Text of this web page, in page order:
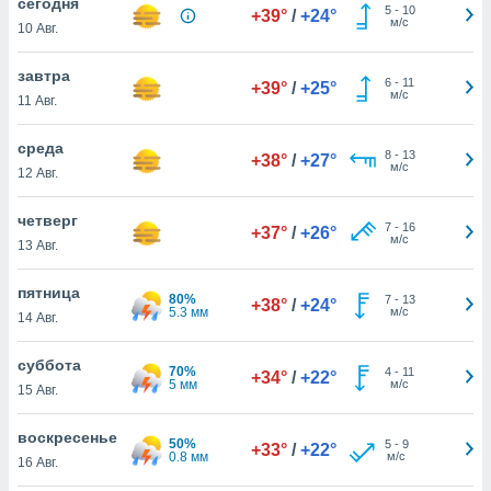
действия
на веб-
основе.
нашей
cookie
в
ВЫ
10 Авг.
+39° / +24° 5- 10
м/с
завтра
11 Авг.
+39° / +25° 6- 11
м/с
среда
12 Авг.
+38° / +27° 8- 13
м/с
четверг
13 Авг.
+37° / +26° 7- 16
м/с
пятница
14 Авг.
80%
5.3 мм
+38° / +24° 7- 13
м/с
суббота
15 Авг.
70%
5 мм
+34° / +22° 4- 11
м/с
воскресенье
16 Авг.
50%
0.8 мм
+33° / +22° 5- 9
м/с